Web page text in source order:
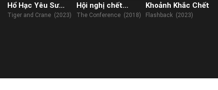
Hổ Hạc Yêu Sư
Lục
Tiger and Crane (2023)
Hội nghị chết
chóc
The Conference (2018)
Khoảnh Khắc Chết
Flashback (2023)